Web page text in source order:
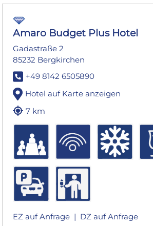
Amaro Budget Plus Hotel
Gadastraße 2
85232 Bergkirchen
+49 8142 6505890
Hotel auf Karte anzeigen
7 km
EZ auf Anfrage | DZ auf Anfrage